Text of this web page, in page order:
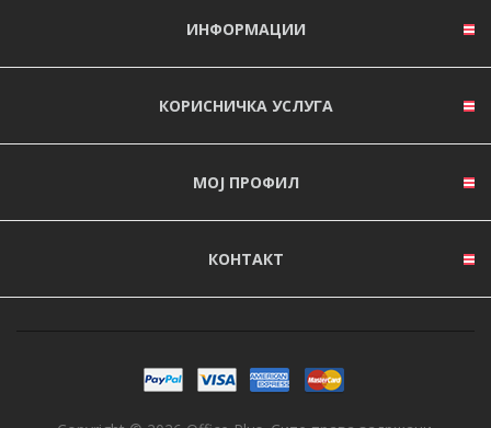
ИНФОРМАЦИИ
КОРИСНИЧКА УСЛУГА
МОЈ ПРОФИЛ
КОНТАКТ